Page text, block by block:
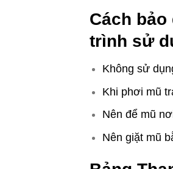
Cách bảo
trình sử
Không sử
Khi phơi mũ
Nên để mũ
Nên giặt mũ